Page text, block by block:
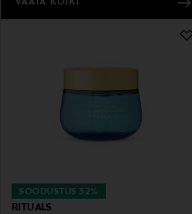
VAATA KÕIKI
SOODUSTUS 32%
RITUALS